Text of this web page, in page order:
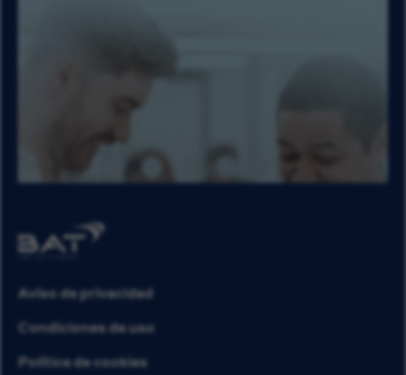
Aviso de privacidad
Condiciones de uso
Política de cookies